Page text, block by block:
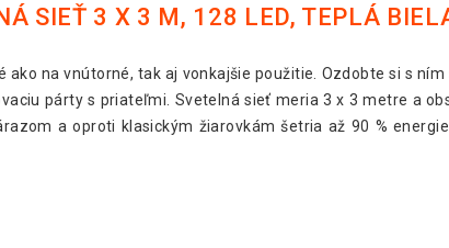
SIEŤ 3 X 3 M, 128 LED, TEPLÁ
na vnútorné, tak aj vonkajšie použitie. Ozdobte si s
párty s priateľmi. Svetelná sieť meria 3 x 3 metre a
a oproti klasickým žiarovkám šetria až 90 %